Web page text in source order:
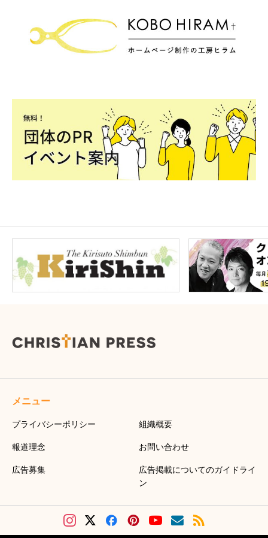
メニュー
プライバシーポリシー 組織概要
報道理念 お問い合わせ
広告募集
広告掲載についてのガイドライ
ン